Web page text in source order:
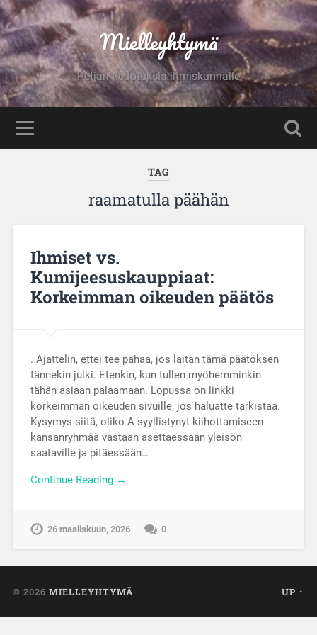
Mielleyhtymä
Petjan tiedotuksia ihmiskunnalle
TAG
raamatulla päähän
Ihmiset vs.
Kumijeesuskauppiaat:
Korkeimman oikeuden päätös
. Ajattelin, ettei tee pahaa, jos laitan tämä päätöksen
tännekin julki. Etenkin, kun tullen myöhemminkin
tähän asiaan palaamaan. Lopussa on linkki
korkeimman oikeuden sivuille, jos haluatte tarkistaa.
Kysymys siitä, oliko A syyllistynyt kiihottamiseen
kansanryhmää vastaan asettaessaan yleisön
saataville ja pitäessään…
Continue Reading →
26 maaliskuun, 2026 0
© 2026 MIELLEYHTYMÄ UP ↑